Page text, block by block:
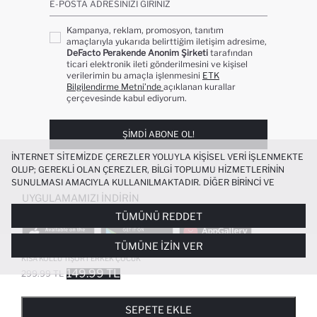
%100 PAMUK BISIKLET YAKA NAKIŞLI
KISA KOLLU TIŞÖRT ERKEK ÇOCUK
299.99 TL 149.99 TL
SEPETE EKLE
E-POSTA ADRESINIZI GIRINIZ
Kampanya, reklam, promosyon, tanıtım
amaçlarıyla yukarıda belirttiğim iletişim adresime,
DeFacto Perakende Anonim Şirketi tarafından
ticari elektronik ileti gönderilmesini ve kişisel
verilerimin bu amaçla işlenmesini ETK
Bilgilendirme Metni’nde açıklanan kurallar
çerçevesinde kabul ediyorum.
ŞIMDI ABONE OL!
UYGULAMAMIZI İNDIRIN
POPÜLER KATEGORILER
KADIN BEYAZ TIŞÖRT
İNTERNET SITEMIZDE ÇEREZLER YOLUYLA KIŞISEL VERI IŞLENMEKTE
OLUP; GEREKLI OLAN ÇEREZLER, BILGI TOPLUMU HIZMETLERININ
SUNULMASI AMACIYLA KULLANILMAKTADIR. DIĞER BIRINCI VE
ÜÇÜNCÜ TARAF ÇEREZLER ISE SIZE DAHA IYI BIR ALIŞVERIŞ
DENEYIMI SUNULABILMESI, SITEMIZIN DAHA IŞLEVSEL KILINMASI VE
KIŞISELLEŞTIRMESI VE AÇIK RIZA VERMENIZ HALINDE, SIZLERE
YÖNELIK PAZARLAMA FAALIYETLERININ YAPILMASI AMAÇLARIYLA
SINIRLI OLARAK KULLANILACAKTIR. ÇEREZLERE DAIR TERCIHLERINIZI
ÇEREZ TERCIHLERIPANELI ARACILIĞIYLA HER ZAMAN YÖNETEBILIR,
ÇEREZLERLE ILGILI DAHA DETAYLI BILGIYE
TÜMÜNÜ REDDET
TÜMÜNE İZIN VER